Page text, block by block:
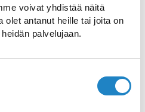
voivat yhdistää näitä
olet antanut heille tai joita on
palvelujaan.
in the
region